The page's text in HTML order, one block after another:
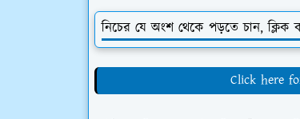
নিচের যে অংশ থেকে পড়তে চান,
Click here